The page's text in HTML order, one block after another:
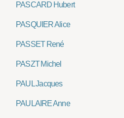
PASCARD Hubert
PASQUIER Alice
PASSET René
PASZT Michel
PAUL Jacques
PAULAIRE Anne